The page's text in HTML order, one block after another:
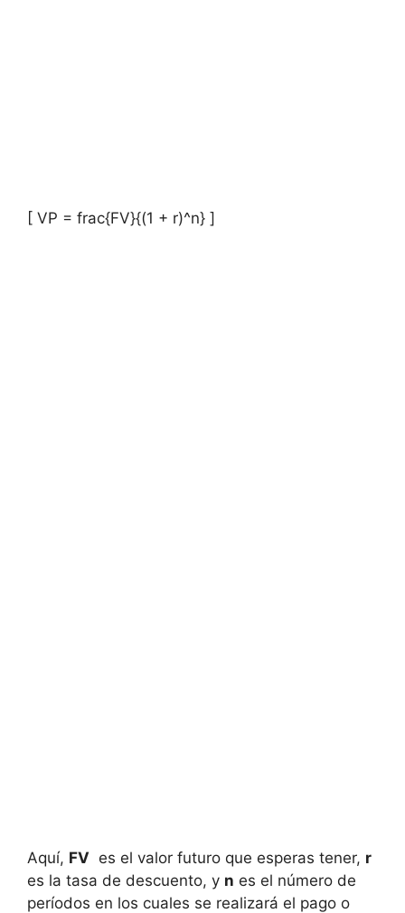
[ VP = frac{FV}{(1 + r)^n} ]
Aquí, FV ‍ es el valor futuro que esperas tener, r
⁣es la tasa ‌de ‍descuento, ⁤y‌ n es el número de
períodos en los cuales se ⁢realizará‍ el pago o